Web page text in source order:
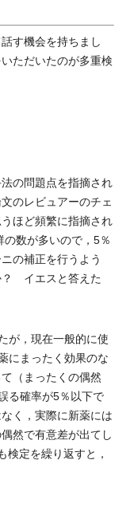
す機会を持ちまし
ただいたのが多重検
の問題点を指摘され
のレビュアーのチェ
ほど頻繁に指摘され
数が多いので，5％
の補正を行うよう
？ イエスと答えた
が，現在一般的に使
にまったく効果のな
（まったくの偶然
る確率が5％以下で
く，実際に新薬には
然で有意差が出てし
検定を繰り返すと，